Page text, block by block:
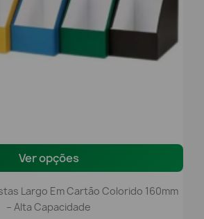
Ver opções
Largo Em Cartão Colorido 160mm
– Alta Capacidade